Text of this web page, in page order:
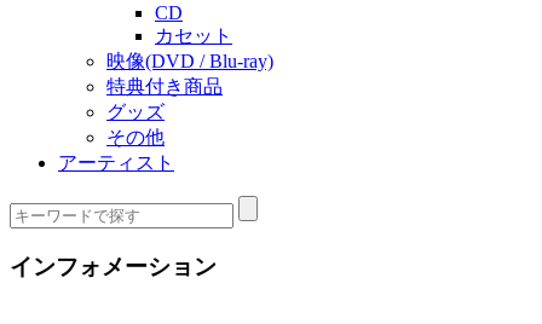
CD
カセット
映像(DVD / Blu-ray)
特典付き商品
グッズ
その他
アーティスト
インフォメーション